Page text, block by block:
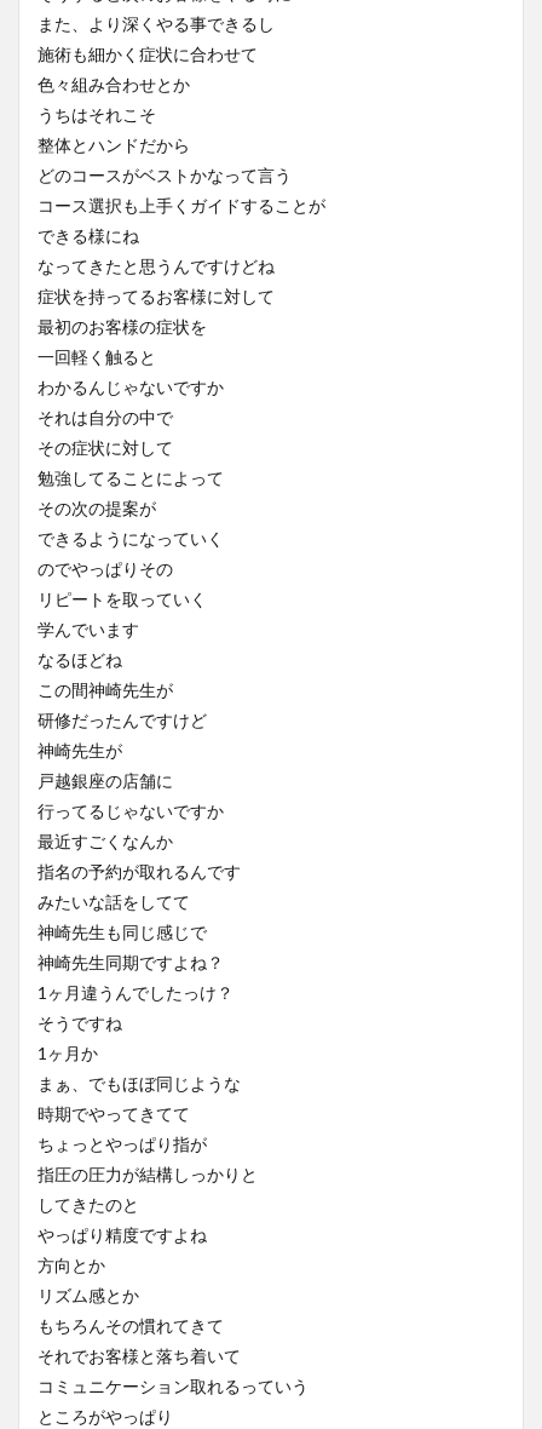
また、より深くやる事できるし
施術も細かく症状に合わせて
色々組み合わせとか
うちはそれこそ
整体とハンドだから
どのコースがベストかなって言う
コース選択も上手くガイドすることが
できる様にね
なってきたと思うんですけどね
症状を持ってるお客様に対して
最初のお客様の症状を
一回軽く触ると
わかるんじゃないですか
それは自分の中で
その症状に対して
勉強してることによって
その次の提案が
できるようになっていく
のでやっぱりその
リピートを取っていく
学んでいます
なるほどね
この間神崎先生が
研修だったんですけど
神崎先生が
戸越銀座の店舗に
行ってるじゃないですか
最近すごくなんか
指名の予約が取れるんです
みたいな話をしてて
神崎先生も同じ感じで
神崎先生同期ですよね？
1ヶ月違うんでしたっけ？
そうですね
1ヶ月か
まぁ、でもほぼ同じような
時期でやってきてて
ちょっとやっぱり指が
指圧の圧力が結構しっかりと
してきたのと
やっぱり精度ですよね
方向とか
リズム感とか
もちろんその慣れてきて
それでお客様と落ち着いて
コミュニケーション取れるっていう
ところがやっぱり